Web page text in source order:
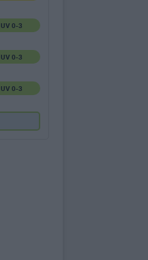
UV 0-3
UV 0-3
UV 0-3